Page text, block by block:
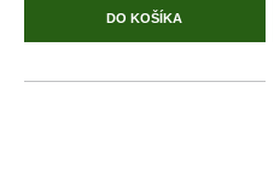
DO KOŠÍKA